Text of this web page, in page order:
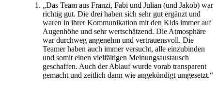
„Das Team aus Franzi, Fabi und Julian (und Jakob) war
richtig gut. Die drei haben sich sehr gut ergänzt und
waren in ihrer Kommunikation mit den Kids immer auf
Augenhöhe und sehr wertschätzend. Die Atmosphäre
war durchweg angenehm und vertrauensvoll. Die
Teamer haben auch immer versucht, alle einzubinden
und somit einen vielfältigen Meinungsaustausch
geschaffen. Auch der Ablauf wurde vorab transparent
gemacht und zeitlich dann wie angekündigt umgesetzt.“